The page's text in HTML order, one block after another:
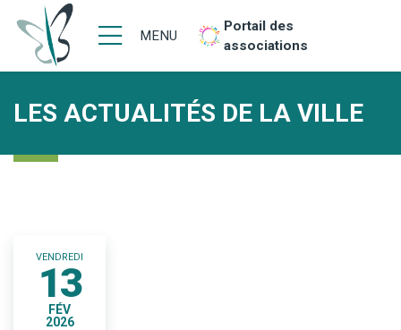
MENU
Portail des
associations
LES ACTUALITÉS DE LA VILLE
VENDREDI
13
FÉV
2026